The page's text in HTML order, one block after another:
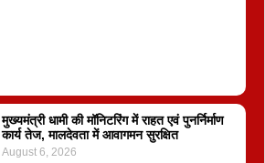
मुख्यमंत्री धामी की मॉनिटरिंग में राहत एवं पुनर्निर्माण
कार्य तेज, मालदेवता में आवागमन सुरक्षित
August 6, 2026